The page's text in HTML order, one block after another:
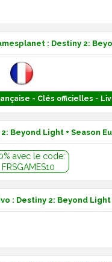
: Destiny 2:
- Clés officielles -
Beyond Light + Season
avec le code:
FRSGAMES10
: Destiny 2: Beyond Light